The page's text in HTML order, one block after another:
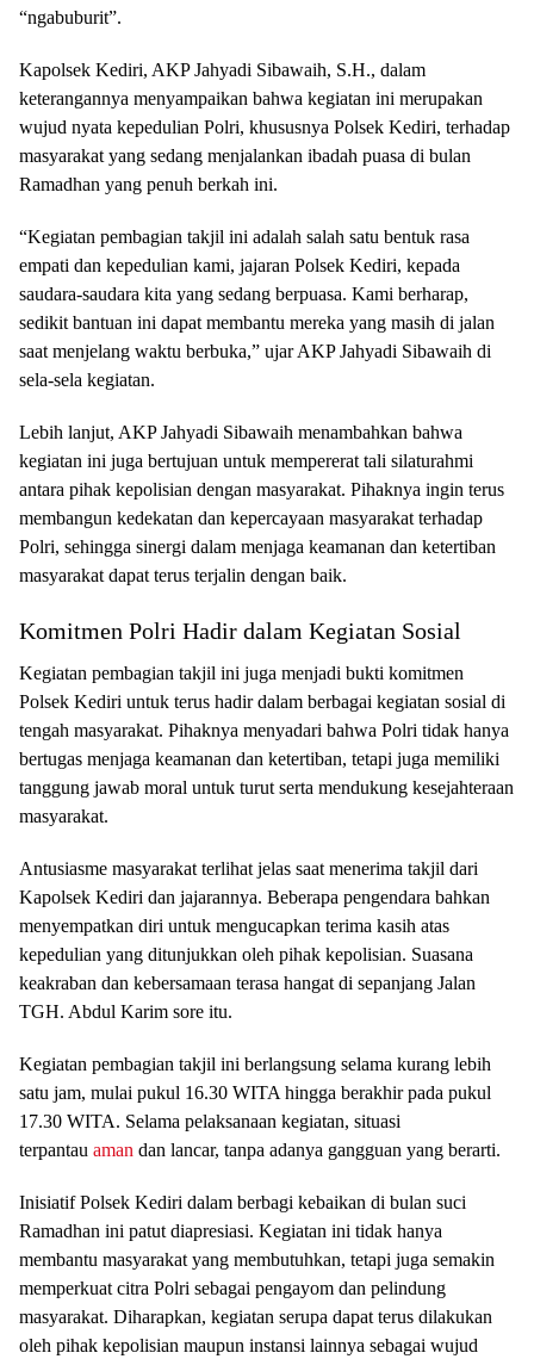
“ngabuburit”.
Kapolsek Kediri, AKP Jahyadi Sibawaih, S.H., dalam
keterangannya menyampaikan bahwa kegiatan ini merupakan
wujud nyata kepedulian Polri, khususnya Polsek Kediri, terhadap
masyarakat yang sedang menjalankan ibadah puasa di bulan
Ramadhan yang penuh berkah ini.
“Kegiatan pembagian takjil ini adalah salah satu bentuk rasa
empati dan kepedulian kami, jajaran Polsek Kediri, kepada
saudara-saudara kita yang sedang berpuasa. Kami berharap,
sedikit bantuan ini dapat membantu mereka yang masih di jalan
saat menjelang waktu berbuka,” ujar AKP Jahyadi Sibawaih di
sela-sela kegiatan.
Lebih lanjut, AKP Jahyadi Sibawaih menambahkan bahwa
kegiatan ini juga bertujuan untuk mempererat tali silaturahmi
antara pihak kepolisian dengan masyarakat. Pihaknya ingin terus
membangun kedekatan dan kepercayaan masyarakat terhadap
Polri, sehingga sinergi dalam menjaga keamanan dan ketertiban
masyarakat dapat terus terjalin dengan baik.
Komitmen Polri Hadir dalam Kegiatan Sosial
Kegiatan pembagian takjil ini juga menjadi bukti komitmen
Polsek Kediri untuk terus hadir dalam berbagai kegiatan sosial di
tengah masyarakat. Pihaknya menyadari bahwa Polri tidak hanya
bertugas menjaga keamanan dan ketertiban, tetapi juga memiliki
tanggung jawab moral untuk turut serta mendukung kesejahteraan
masyarakat.
Antusiasme masyarakat terlihat jelas saat menerima takjil dari
Kapolsek Kediri dan jajarannya. Beberapa pengendara bahkan
menyempatkan diri untuk mengucapkan terima kasih atas
kepedulian yang ditunjukkan oleh pihak kepolisian. Suasana
keakraban dan kebersamaan terasa hangat di sepanjang Jalan
TGH. Abdul Karim sore itu.
Kegiatan pembagian takjil ini berlangsung selama kurang lebih
satu jam, mulai pukul 16.30 WITA hingga berakhir pada pukul
17.30 WITA. Selama pelaksanaan kegiatan, situasi
terpantau aman dan lancar, tanpa adanya gangguan yang berarti.
Inisiatif Polsek Kediri dalam berbagi kebaikan di bulan suci
Ramadhan ini patut diapresiasi. Kegiatan ini tidak hanya
membantu masyarakat yang membutuhkan, tetapi juga semakin
memperkuat citra Polri sebagai pengayom dan pelindung
masyarakat. Diharapkan, kegiatan serupa dapat terus dilakukan
oleh pihak kepolisian maupun instansi lainnya sebagai wujud